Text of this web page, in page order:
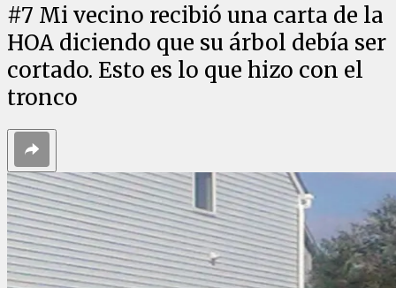
#7 Mi vecino recibió una carta de la
HOA diciendo que su árbol debía ser
cortado. Esto es lo que hizo con el
tronco